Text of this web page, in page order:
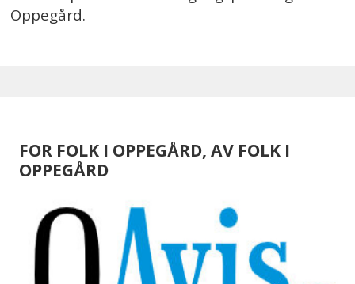
Oppegård.
FOR FOLK I OPPEGÅRD, AV FOLK I
OPPEGÅRD